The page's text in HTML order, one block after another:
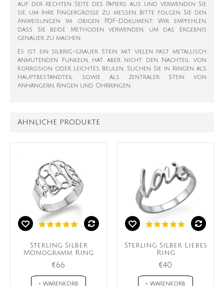
auf der rechten Seite des Papiers aus und verwenden Sie
sie, um Ihre Fingergröße zu messen. Bitte folgen Sie den
Anweisungen im obigen PDF-Dokument. Wir empfehlen,
dass Sie beide Methoden verwenden, um das Ergebnis
genauer zu machen.
Es ist ein silbrig-grauer Stein mit vielen fast metallisch
anmutenden Funkeln, hat aber nicht den Nachteil von
Korrosion oder leichtes Beulen. Suchen Sie in Ringen als
Hauptbestandteil sowie als zentraler Stein von
Anhängern, Ringen und Ohrringen.
ÄHNLICHE PRODUKTE
Sterling Silber
Monogramm Ring
€66
+ WARENKORB
Sterling Silber Liebes
Ring
€40
+ WARENKORB